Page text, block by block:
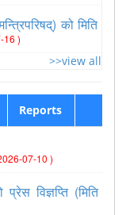
को मिति
16 )
>>view all
Reports
07-10 )
विज्ञप्ति (मिति